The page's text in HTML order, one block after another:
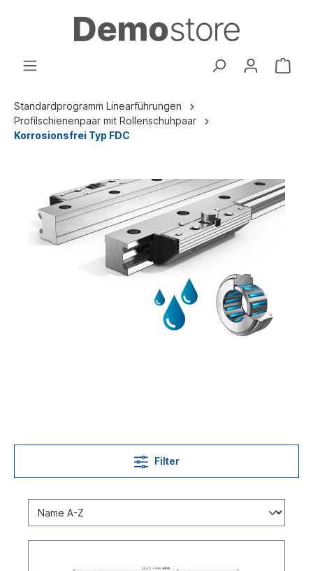
Standardprogramm Linearführungen
Profilschienenpaar mit Rollenschuhpaar
Korrosionsfrei Typ FDC
Filter